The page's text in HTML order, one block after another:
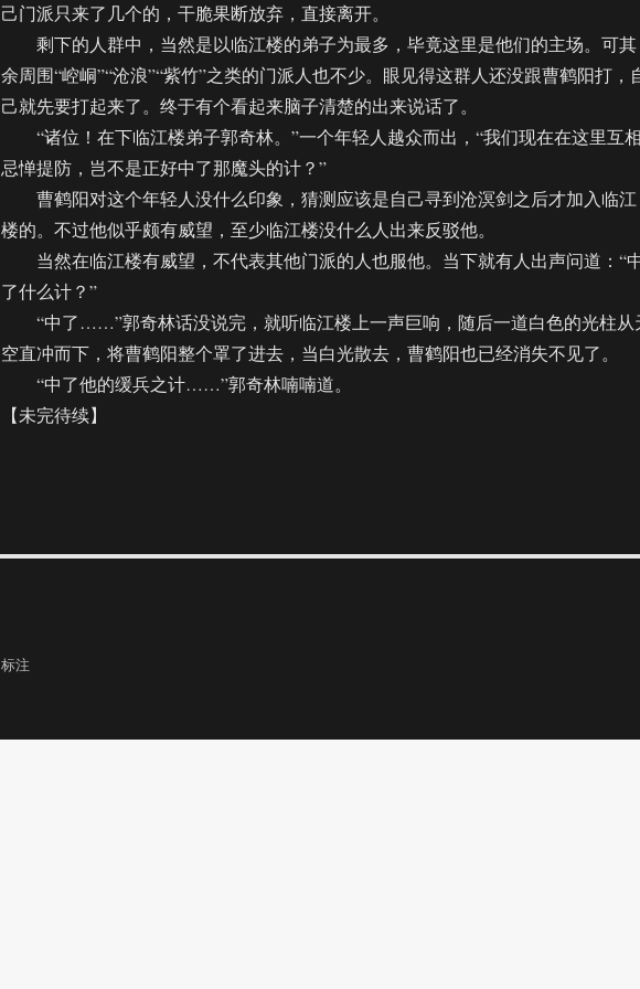
己门派只来了几个的，干脆果断放弃，直接离开。
剩下的人群中，当然是以临江楼的弟子为最多，毕竟这里是他们的主场。可其
余周围“崆峒”“沧浪”“紫竹”之类的门派人也不少。眼见得这群人还没跟曹鹤阳打，
己就先要打起来了。终于有个看起来脑子清楚的出来说话了。
“诸位！在下临江楼弟子郭奇林。”一个年轻人越众而出，“我们现在在这里互相
忌惮提防，岂不是正好中了那魔头的计？”
曹鹤阳对这个年轻人没什么印象，猜测应该是自己寻到沧溟剑之后才加入临江
楼的。不过他似乎颇有威望，至少临江楼没什么人出来反驳他。
当然在临江楼有威望，不代表其他门派的人也服他。当下就有人出声问道：“
了什么计？”
“中了……”郭奇林话没说完，就听临江楼上一声巨响，随后一道白色的光柱从
空直冲而下，将曹鹤阳整个罩了进去，当白光散去，曹鹤阳也已经消失不见了。
“中了他的缓兵之计……”郭奇林喃喃道。
【未完待续】
标注